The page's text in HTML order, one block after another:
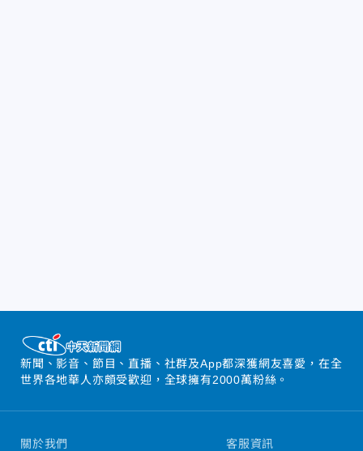
新聞、影音、節目、直播、社群及App都深獲網友喜愛，在全
世界各地華人亦頗受歡迎，全球擁有2000萬粉絲。
關於我們 客服資訊